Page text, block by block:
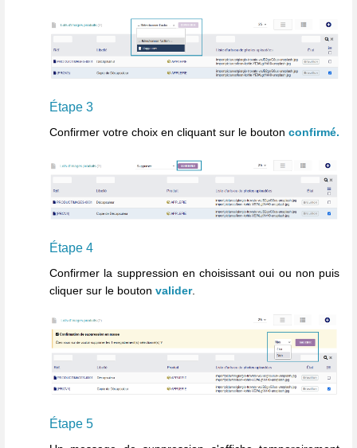
Étape 3
Confirmer votre choix en cliquant sur le bouton confirmé.
Étape 4
Confirmer la suppression en choisissant oui ou non puis
cliquer sur le bouton valider.
Étape 5